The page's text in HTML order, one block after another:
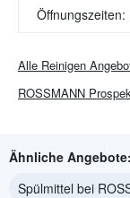
Öffnungszeiten:
Alle Reinigen
ROSSMANN
Ähnliche Angebote:
Spülmittel bei